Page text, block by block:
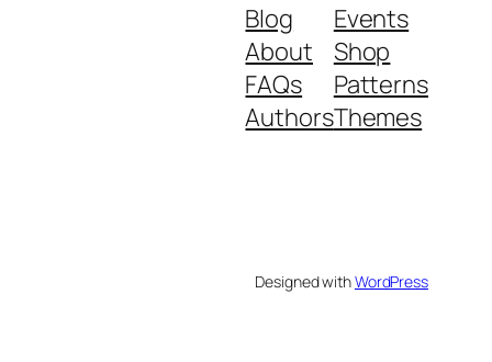
Blog
About
FAQs
Authors
Events
Shop
Patterns
Themes
Designed withWordPress